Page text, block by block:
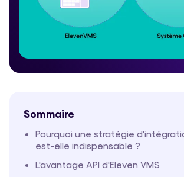
Sommaire
Pourquoi une stratégie
est-elle indispensable ?
L'avantage API d'Eleven VMS